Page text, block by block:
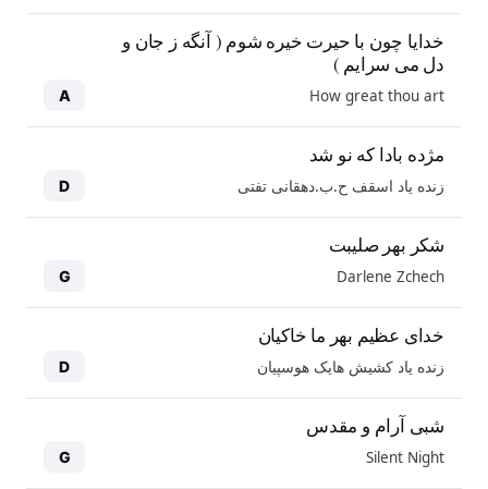
خدایا چون با حیرت خیره شوم ( آنگه ز جان و
دل می سرایم )
How great thou art
A
مژده بادا که نو شد
زنده یاد اسقف ح.ب.دهقانی تفتی D
شکر بهر صلیبت
Darlene Zchech
G
خدای عظیم بهر ما خاکیان
زنده یاد کشیش هایک هوسپیان D
شبی آرام و مقدس
Silent Night
G